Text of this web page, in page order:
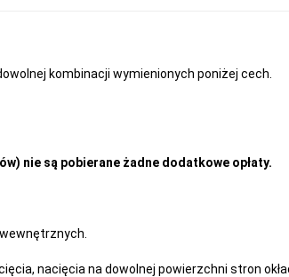
kombinacji wymienionych poniżej cech.
nie są pobierane żadne dodatkowe opłaty.
nacięcia na dowolnej powierzchni stron